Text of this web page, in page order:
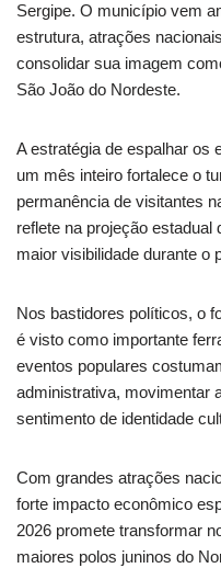
Sergipe. O município vem
estrutura, atrações
consolidar sua imagem
São João do Nordeste.
A estratégia de espalhar os
um mês inteiro fortalece o
permanência de visitantes
reflete na projeção
maior visibilidade durante o
Nos bastidores políticos, o
é visto como importante
eventos populares
administrativa, movimentar
sentimento de identidade
Com grandes atrações
forte impacto econômico
2026 promete transformar
maiores polos juninos do